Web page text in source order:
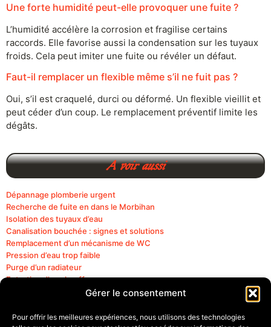
Gérer le consentement
Pour offrir les meilleures expériences, nous utilisons des technologies
Une forte humidité peut-elle provoquer une fuite ?
L’humidité accélère la corrosion et fragilise certains
raccords. Elle favorise aussi la condensation sur les tuyaux
froids. Cela peut imiter une fuite ou révéler un défaut.
Faut-il remplacer un flexible même s’il ne fuit pas ?
Oui, s’il est craquelé, durci ou déformé. Un flexible vieillit et
peut céder d’un coup. Le remplacement préventif limite les
dégâts.
A voir aussi
Dépannage plomberie urgent
Recherche de fuite en dans le Morbihan
Isolation des tuyaux d’eau
Canalisation bouchée : signes et solutions
Remplacement d’un mécanisme de WC
Pression d’eau trop faible
Purge d’un radiateur
Entretien d’un chauffe-eau
Fonctionnement d’un chauffe-eau
Détection fuite d’eau